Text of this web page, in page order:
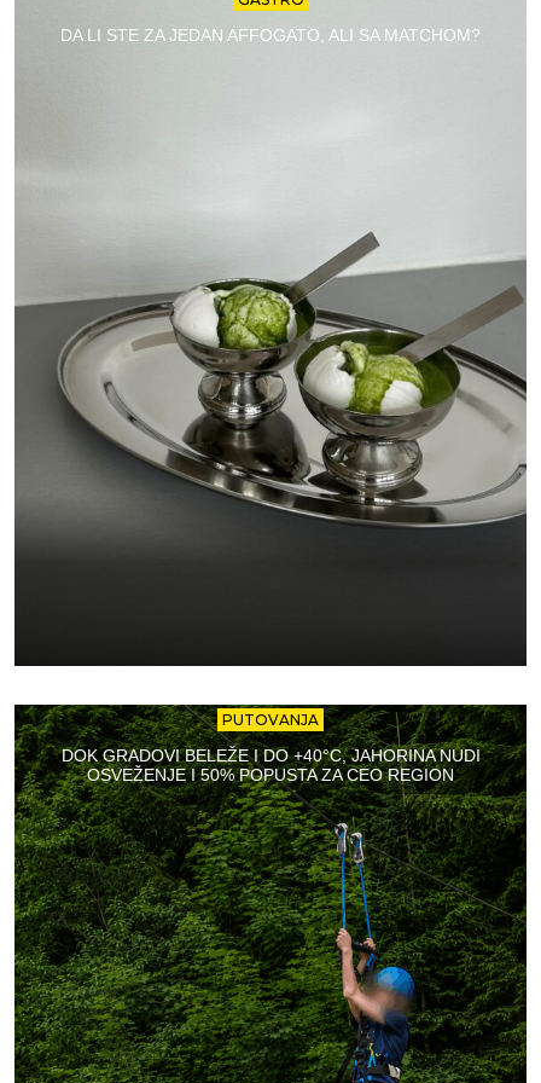
DA LI STE ZA JEDAN AFFOGATO, ALI SA MATCHOM?
PUTOVANJA
DOK GRADOVI BELEŽE I DO +40°C, JAHORINA NUDI
OSVEŽENJE I 50% POPUSTA ZA CEO REGION